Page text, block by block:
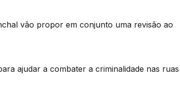
vão propor em conjunto uma revisão ao
ajudar a combater a criminalidade nas ruas